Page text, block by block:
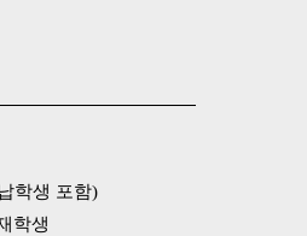
학생 포함)
학생